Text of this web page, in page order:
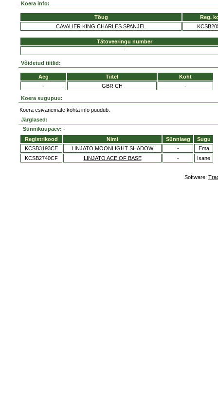
Koera info:
Tõug
Reg.
CAVALIER KING CHARLES SPANJEL
Tätoveeringu number
-
Võidetud tiitlid:
Aeg Tiitel
Koht
-
GBR CH -
Koera sugupuu:
Koera esivanemate kohta info puudub.
Järglased:
Sünnikuupäev: -
Registrikood
Nimi Sünniaeg
Sugu
KCSB3193CE
LINJATO MOONLIGHT SHADOW -
Ema
KCSB2740CF
LINJATO ACE OF BASE - Isane
Software: